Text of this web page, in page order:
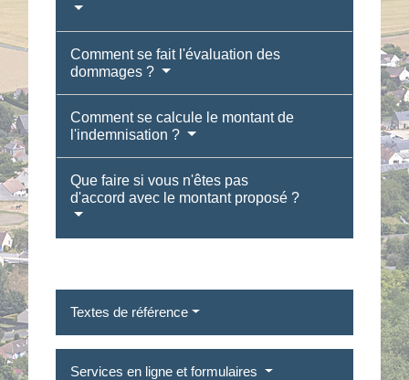
Comment se fait l'évaluation des
dommages ?
Comment se calcule le montant de
l'indemnisation ?
Que faire si vous n'êtes pas
d'accord avec le montant proposé ?
Textes de référence
Services en ligne et formulaires